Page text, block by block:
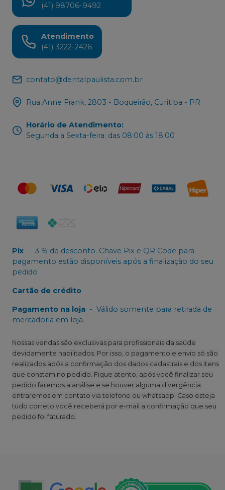
(41) 98706-9492
Atendimento
(41) 3222-2426
contato@dentalpaulista.com.br
Rua Anne Frank, 2803 - Boqueirão, Curitiba - PR
Horário de Atendimento:
Segunda a Sexta-feira: das 08:00 às 18:00
Pix - 3 % de desconto. Chave Pix e QR Code para
pagamento estão disponíveis após a finalização do seu
pedido
Cartão de crédito
Pagamento na loja - Válido somente para retirada de
mercadoria em loja.
Nossas vendas são exclusivas para profissionais da saúde
devidamente habilitados. Por isso, o pagamento e envio só são
realizados após a confirmação dos dados cadastrais e dos itens
que constam no pedido. Fique atento, após você finalizar seu
pedido faremos a análise e se houver alguma divergência
entraremos em contato via telefone ou whatsapp. Caso esteja
tudo correto você receberá por e-mail a confirmação que seu
pedido foi faturado.